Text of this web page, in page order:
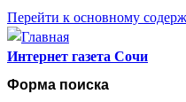
Перейти к основному
Интернет газета Сочи
Форма поиска